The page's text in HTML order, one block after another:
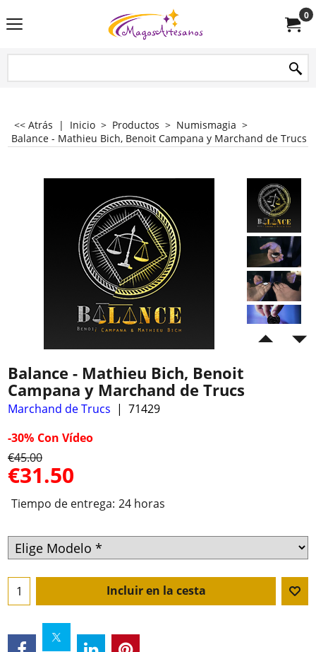
0
<< Atrás | Inicio > Productos > Numismagia >
Balance - Mathieu Bich, Benoit Campana y Marchand de Trucs
Balance - Mathieu Bich, Benoit
Campana y Marchand de Trucs
Marchand de Trucs
71429
-30% Con Vídeo
€45.00
€31.50
Tiempo de entrega: 24 horas
Incluir en la cesta